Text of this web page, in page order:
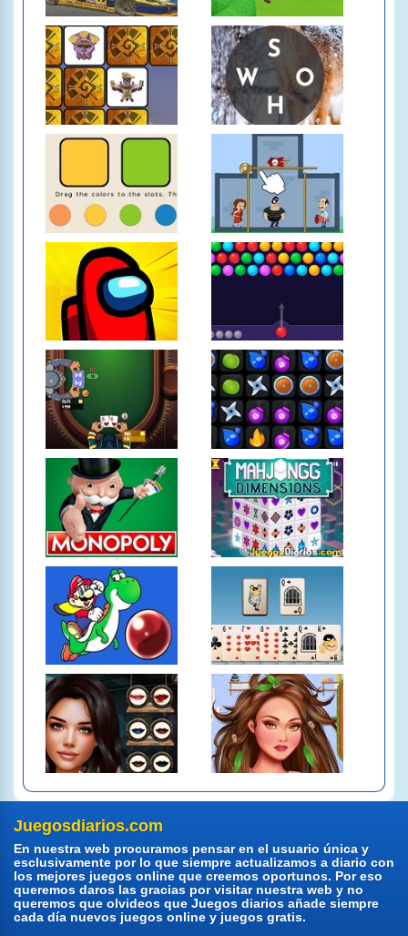
Juegosdiarios.com
En nuestra web procuramos pensar en el usuario única y
esclusivamente por lo que siempre actualizamos a diario con
los mejores juegos online que creemos oportunos. Por eso
queremos daros las gracias por visitar nuestra web y no
queremos que olvideos que Juegos diarios añade siempre
cada día nuevos juegos online y juegos gratis.